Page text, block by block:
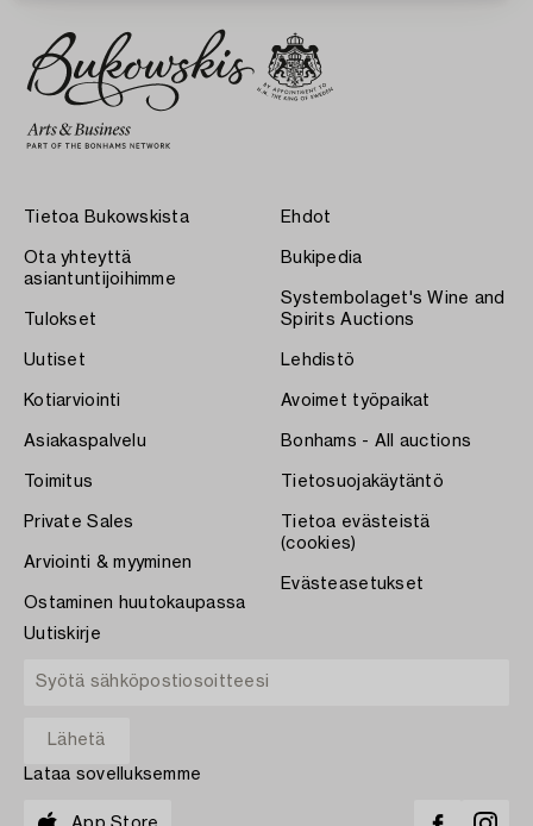
Tietoa Bukowskista
Ota yhteyttä
asiantuntijoihimme
Tulokset
Uutiset
Kotiarviointi
Asiakaspalvelu
Toimitus
Private Sales
Arviointi & myyminen
Ostaminen huutokaupassa
Ehdot
Bukipedia
Systembolaget's Wine and
Spirits Auctions
Lehdistö
Avoimet työpaikat
Bonhams - All auctions
Tietosuojakäytäntö
Tietoa evästeistä
(cookies)
Evästeasetukset
Uutiskirje
Lataa sovelluksemme